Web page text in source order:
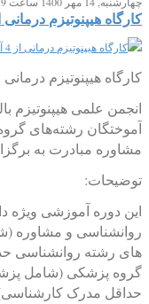
کارگاه هیپنوتیزم درمانی از 4 آذر ماه
کارگاه هیپنوتیزم درمانی از 4 آذر ماه
انجمن علمی هیپنوتیزم
آموختگان رشته‌های
مشاوره مبادرت به
توضیحات:
این دوره آموزشی ویژه
روانشناسی و مشاوره
های رشته روانشناسی
گروه پزشکی (شامل
حداقل مدرک